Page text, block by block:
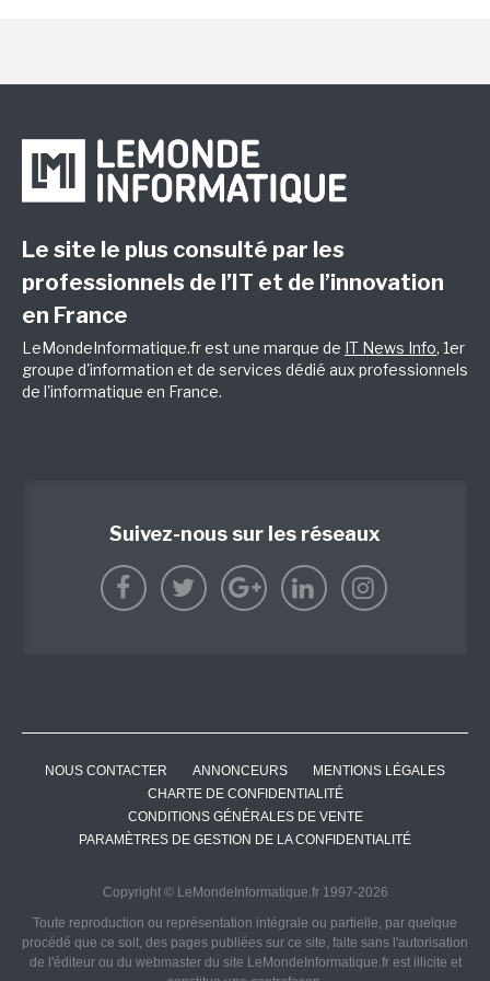
Le site le plus consulté par les
professionnels de l’IT et de l’innovation
en France
LeMondeInformatique.fr est une marque de IT News Info, 1er
groupe d'information et de services dédié aux professionnels
de l'informatique en France.
Suivez-nous sur les réseaux
NOUS CONTACTER ANNONCEURS
MENTIONS LÉGALES
CHARTE DE CONFIDENTIALITÉ
CONDITIONS GÉNÉRALES DE VENTE
PARAMÈTRES DE GESTION DE LA CONFIDENTIALITÉ
Copyright © LeMondeInformatique.fr 1997-2026
Toute reproduction ou représentation intégrale ou partielle, par quelque
procédé que ce soit, des pages publiées sur ce site, faite sans l'autorisation
de l'éditeur ou du webmaster du site LeMondeInformatique.fr est illicite et